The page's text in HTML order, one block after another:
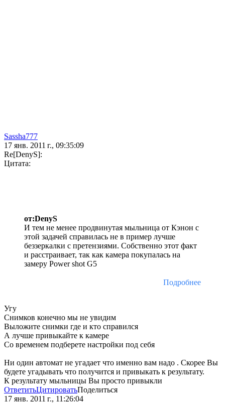
Sassha777
17 янв. 2011 г., 09:35:09
Re[DenyS]:
Цитата:
от:DenyS
И тем не менее продвинутая мыльница от Кэнон с
этой задачей справилась не в пример лучше
беззеркалки с претензиями. Собственно этот факт
и расстраивает, так как камера покупалась на
замеру Power shot G5
Подробнее
Угу
Снимков конечно мы не увидим
Выложите снимки где и кто справился
А лучше привыкайте к камере
Со временем подберете настройки под себя
Ни один автомат не угадает что именно вам надо . Скорее Вы
будете угадывать что получится и привыкать к результату.
К результату мыльницы Вы просто привыкли
ОтветитьЦитироватьПоделиться
17 янв. 2011 г., 11:26:04